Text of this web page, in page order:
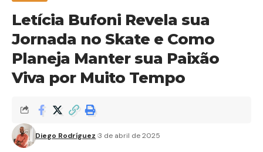
Letícia Bufoni Revela sua
Jornada no Skate e Como
Planeja Manter sua Paixão
Viva por Muito Tempo
Diego Rodríguez 3 de abril de 2025